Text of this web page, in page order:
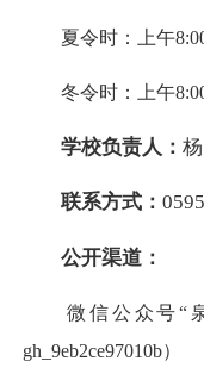
夏令时：上午8:00-
冬令时：上午8:00-
学校负责人：
联系方式：
公开渠道：
微信公众号“泉
gh_9eb2ce97010b）